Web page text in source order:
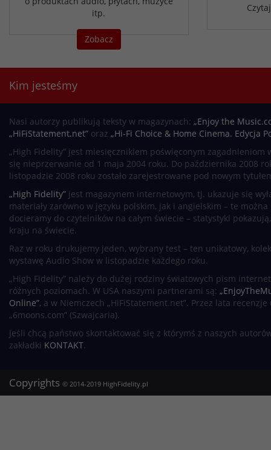
itp.
Zobacz
Kim jesteśmy
Nasi autorzy publikują teksty w magazynach: „Enjoy the
„HiFiStatement.net” oraz „Hi-Fi Choice & Home Cinema. Edycja
„High Fidelity” jest miesięcznikiem poświęconym zagadnieniom
się nieprzerwanie od 1 maja 2004 roku. Do października 2008
listopadzie 2008 roku zostało zarejestrowane pod nowym
„High Fidelity” jest magazynem internetowym, tj. ukazuje się
materiały zarówno w języku polskim, jak i angielskim – te
docieramy do czytelników na całym świecie – statystyki
kraju na świecie.
Raz w roku drukujemy jeden, wybrany test – ten unikatowy,
wystawę Audio Show w listopadzie każdego roku.
„High Fidelity” należy do dużej rodziny światowych pism
różnych poziomach. W USA naszymi partnerami są:
Online”, a w Niemczech „HiFiStatement.net”. Przez lata
„6moons.com” (Szwajcaria).
Jeśli chcą państwo skontaktować się z którymś z naszych
zakładki KONTAKT.
Copyrights © 2014-2019 HighFidelity.pl